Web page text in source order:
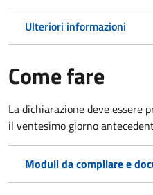
Ulteriori informazioni
Come fare
La dichiarazione deve essere
il ventesimo giorno
Moduli da compilare e